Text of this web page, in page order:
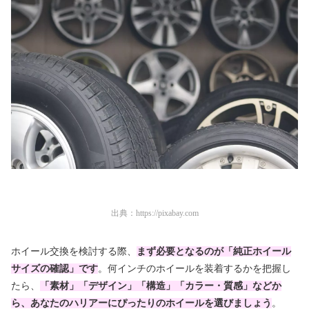
出典： https://pixabay.com
ホイール交換を検討する際、
まず必要となるのが「純正ホイール
サイズの確認」です。何インチのホイールを装着するかを把握し
たら、
「素材」「デザイン」「構造」「カラー・質感」などか
ら、あなたのハリアーにぴったりのホイールを選びましょう 。